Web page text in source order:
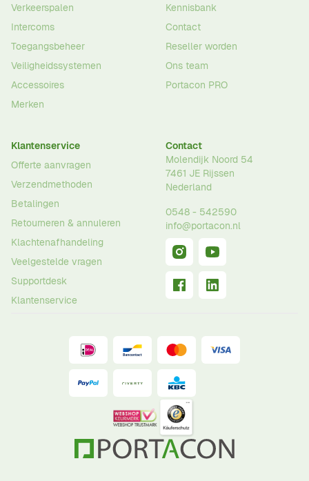
Verkeerspalen
Intercoms
Toegangsbeheer
Veiligheidssystemen
Accessoires
Merken
Kennisbank
Contact
Reseller worden
Ons team
Portacon PRO
Klantenservice
Offerte aanvragen
Verzendmethoden
Betalingen
Retourneren & annuleren
Klachtenafhandeling
Veelgestelde vragen
Supportdesk
Klantenservice
Contact
Molendijk Noord 54
7461 JE Rijssen
Nederland
0548 - 542590
info@portacon.nl